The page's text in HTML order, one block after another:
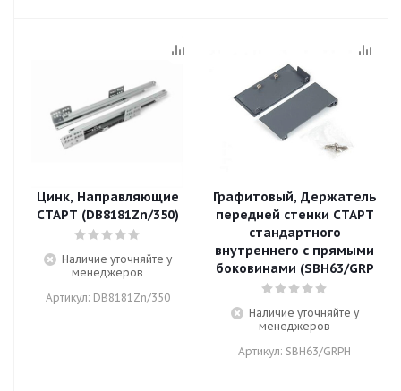
Цинк, Направляющие
СТАРТ (DB8181Zn/350)
Наличие уточняйте у
менеджеров
Артикул: DB8181Zn/350
Графитовый, Держатель
передней стенки СТАРТ
стандартного
внутреннего с прямыми
боковинами (SBH63/GRP
Наличие уточняйте у
менеджеров
Артикул: SBH63/GRPH